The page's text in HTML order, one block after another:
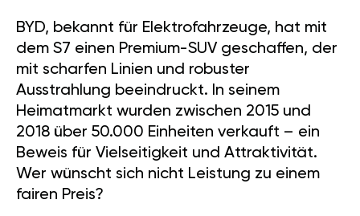
BYD, bekannt für Elektrofahrzeuge, hat mit
dem S7 einen Premium-SUV geschaffen, der
mit scharfen Linien und robuster
Ausstrahlung beeindruckt. In seinem
Heimatmarkt wurden zwischen 2015 und
2018 über 50.000 Einheiten verkauft – ein
Beweis für Vielseitigkeit und Attraktivität.
Wer wünscht sich nicht Leistung zu einem
fairen Preis?